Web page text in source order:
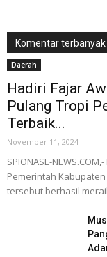
Komentar terbanyak
Daerah
Hadiri Fajar
Pulang Tropi
Terbaik...
November 11, 2024
SPIONASE-
Pemerintah
tersebut berhasil